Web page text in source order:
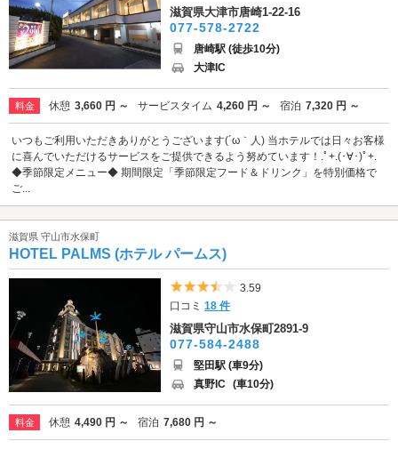
滋賀県大津市唐崎1-22-16
077-578-2722
唐崎駅 (徒歩10分)
大津IC
料金 休憩 3,660 円 ～ サービスタイム 4,260 円 ～ 宿泊 7,320 円 ～
いつもご利用いただきありがとうございます(´ω｀人) 当ホテルでは日々お客様
に喜んでいただけるサービスをご提供できるよう努めています！.ﾟ+.(･∀･)ﾟ+.
◆季節限定メニュー◆ 期間限定「季節限定フード＆ドリンク」を特別価格で
ご...
滋賀県 守山市水保町
HOTEL PALMS (ホテル パームス)
5つ星のうち3.5
3.59
口コミ18 件
滋賀県守山市水保町2891-9
077-584-2488
堅田駅 (車9分)
真野IC (車10分)
料金 休憩 4,490 円 ～ 宿泊 7,680 円 ～